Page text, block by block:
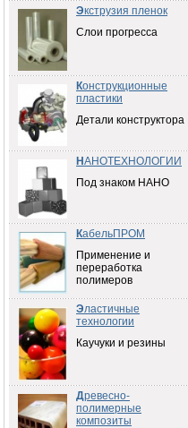
Экструзия пленок
Слои прогресса
Конструкционные
пластики
Детали конструктора
Н АНОТЕХНОЛОГИИ
Под знаком НАНО
КабельПРОМ
Применение и
переработка
полимеров
Эластичные
технологии
Каучуки и резины
Древесно-
полимерные
композиты